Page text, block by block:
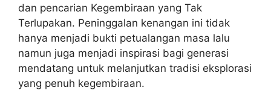
dan pencarian Kegembiraan yang Tak
Terlupakan. Peninggalan kenangan ini tidak
hanya menjadi bukti petualangan masa lalu
namun juga menjadi inspirasi bagi generasi
mendatang untuk melanjutkan tradisi eksplorasi
yang penuh kegembiraan.